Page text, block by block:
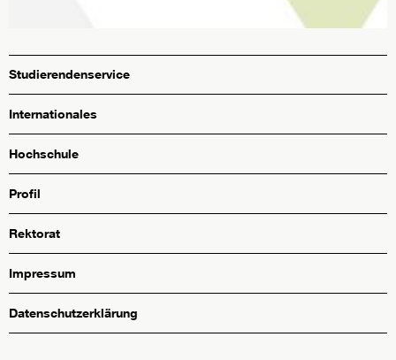
Studierendenservice
Internationales
Hochschule
Profil
Rektorat
Impressum
Datenschutzerklärung